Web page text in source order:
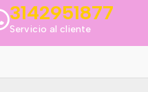
3142951877
Servicio al cliente